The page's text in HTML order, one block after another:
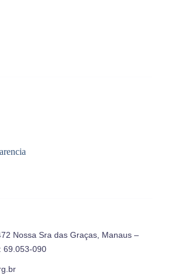
Nossa Sra das Graças, Manaus –
69.053-090